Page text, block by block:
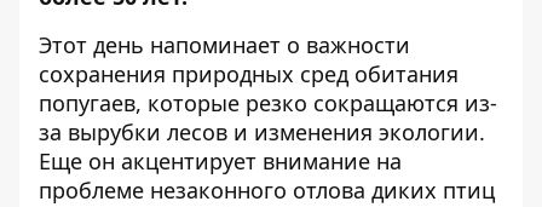
Этот день напоминает о важности
сохранения природных сред обитания
попугаев, которые резко сокращаются из-
за вырубки лесов и изменения экологии.
Еще он акцентирует внимание на
проблеме незаконного отлова диких птиц